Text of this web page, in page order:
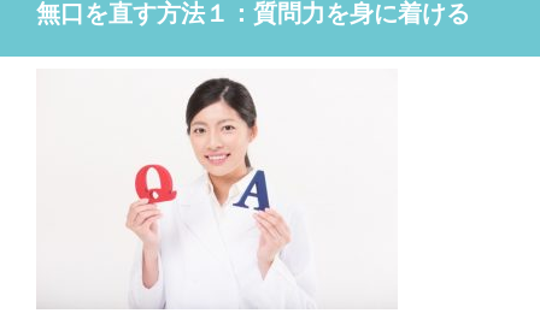
無口を直す方法１：質問力を身に着ける